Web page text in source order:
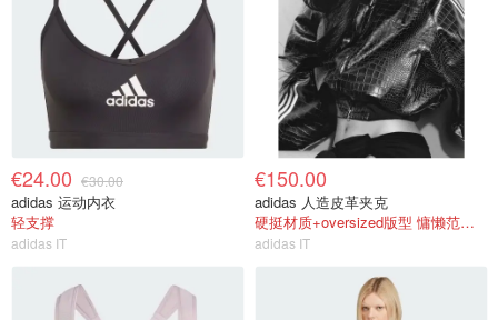
€24.00 €30.00
adidas 运动内衣
轻支撑
adidas IT
€150.00
adidas 人造皮革夹克
硬挺材质+oversized版型 慵懒范有了
adidas IT